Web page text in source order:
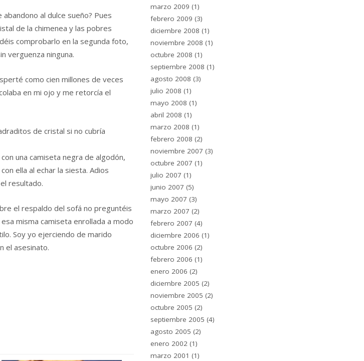
al dulce sueño? Pues
de la chimenea y las pobres
comprobarlo en la segunda foto,
verguenza ninguna.
como cien millones de veces
en mi ojo y me retorcía el
de cristal si no cubría
una camiseta negra de algodón,
ella al echar la siesta. Adios
resultado.
el respaldo del sofá no preguntéis
misma camiseta enrollada a modo
Soy yo ejerciendo de marido
el asesinato.
marzo 2009 (1)
febrero 2009 (3)
diciembre 2008 (1)
noviembre 2008 (1)
octubre 2008 (1)
septiembre 2008 (1)
agosto 2008 (3)
julio 2008 (1)
mayo 2008 (1)
abril 2008 (1)
marzo 2008 (1)
febrero 2008 (2)
noviembre 2007 (3)
octubre 2007 (1)
julio 2007 (1)
junio 2007 (5)
mayo 2007 (3)
marzo 2007 (2)
febrero 2007 (4)
diciembre 2006 (1)
octubre 2006 (2)
febrero 2006 (1)
enero 2006 (2)
diciembre 2005 (2)
noviembre 2005 (2)
octubre 2005 (2)
septiembre 2005 (4)
agosto 2005 (2)
enero 2002 (1)
marzo 2001 (1)